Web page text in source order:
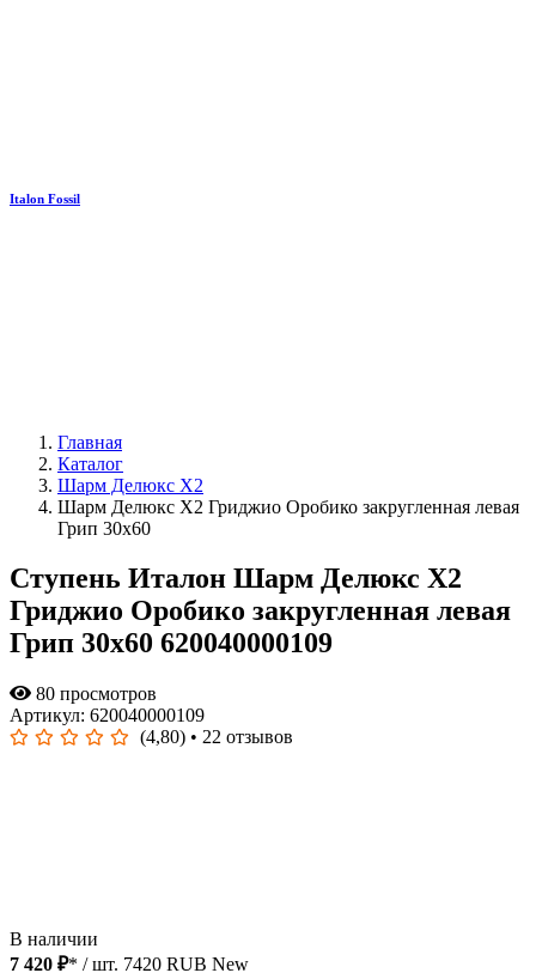
Italon Fossil
Главная
Каталог
Шарм Делюкс Х2
Шарм Делюкс Х2 Гриджио Оробико закругленная левая
Грип 30x60
Ступень Италон Шарм Делюкс Х2
Гриджио Оробико закругленная левая
Грип 30x60 620040000109
80 просмотров
Артикул: 620040000109
(4,80) • 22 отзывов
В наличии
7 420 ₽* / шт. 7420 RUB New